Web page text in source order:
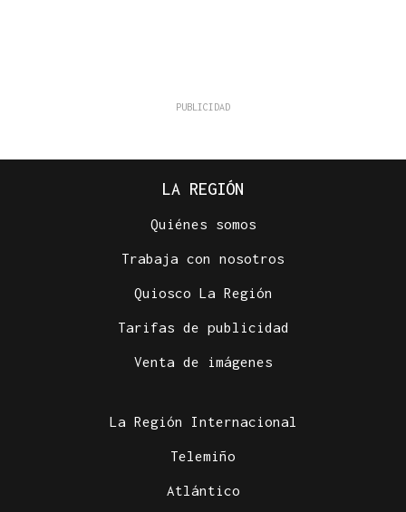
LA REGIÓN
Quiénes somos
Trabaja con nosotros
Quiosco La Región
Tarifas de publicidad
Venta de imágenes
La Región Internacional
Telemiño
Atlántico